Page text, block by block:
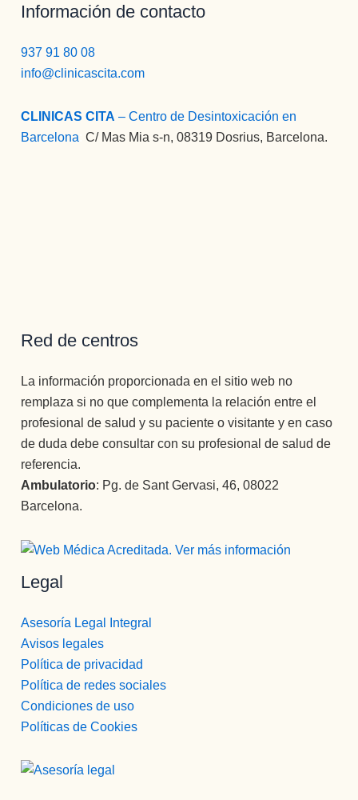
Información de contacto
937 91 80 08
info@clinicascita.com
CLINICAS CITA – Centro de Desintoxicación en
Barcelona :C/ Mas Mia s-n, 08319 Dosrius, Barcelona.
Red de centros
La información proporcionada en el sitio web no
remplaza si no que complementa la relación entre el
profesional de salud y su paciente o visitante y en caso
de duda debe consultar con su profesional de salud de
referencia.
Ambulatorio: Pg. de Sant Gervasi, 46, 08022
Barcelona.
Legal
Asesoría Legal Integral
Avisos legales
Política de privacidad
Política de redes sociales
Condiciones de uso
Políticas de Cookies